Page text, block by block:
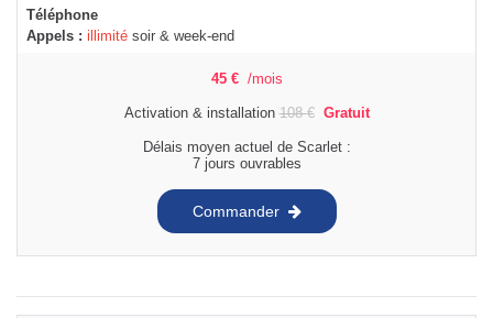
Téléphone
Appels : illimité soir & week-end
45 € /mois
Activation & installation108€ Gratuit
Délais moyen actuel de Scarlet :
7 jours ouvrables
Commander